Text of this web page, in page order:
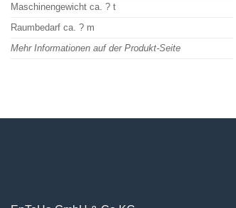
Maschinengewicht ca. ? t
Raumbedarf ca. ? m
Mehr Informationen auf der Produkt-Seite